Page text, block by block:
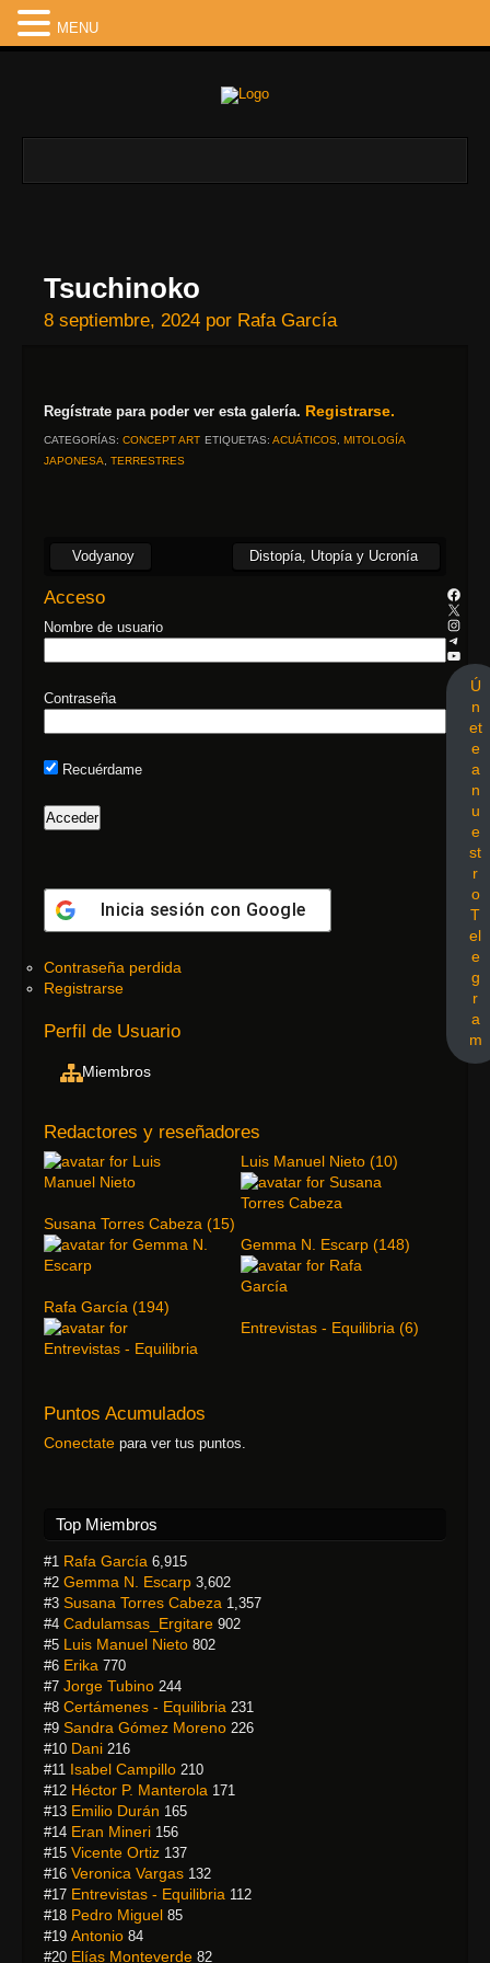
Tsuchinoko
8 septiembre, 2024 por Rafa García
Regístrate para poder ver esta galería. Registrarse.
CATEGORÍAS: CONCEPT ART ETIQUETAS: ACUÁTICOS MITOLOGÍA
JAPONESA
TERRESTRES
Vodyanoy Distopía, Utopía y Ucronía
Acceso
Nombre de usuario
Contraseña
Recuérdame
Inicia sesión con Google
Contraseña perdida
Registrarse
Perfil de Usuario
Miembros
Ú
n
et
e
a
n
u
e
st
r
o
T
el
e
g
r
a
m
Redactores y reseñadores
Luis Manuel Nieto (10)
Susana Torres Cabeza (15)
Gemma N. Escarp (148)
Rafa García (194)
Entrevistas - Equilibria (6)
Puntos Acumulados
Conectate para ver tus puntos.
Top Miembros
#1 Rafa García 6,915
#2 Gemma N. Escarp 3,602
#3 Susana Torres Cabeza 1,357
#4 Cadulamsas_Ergitare 902
#5 Luis Manuel Nieto 802
#6 Erika 770
#7 Jorge Tubino 244
#8 Certámenes - Equilibria 231
#9 Sandra Gómez Moreno 226
#10 Dani 216
#11 Isabel Campillo 210
#12 Héctor P. Manterola 171
#13 Emilio Durán 165
#14 Eran Mineri 156
#15 Vicente Ortiz 137
#16 Veronica Vargas 132
#17 Entrevistas - Equilibria 112
#18 Pedro Miguel 85
#19 Antonio 84
#20 Elías Monteverde 82
MENU